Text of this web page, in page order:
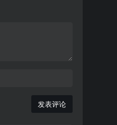
发表评论